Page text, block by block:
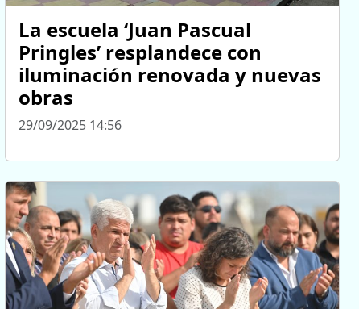
La escuela ‘Juan Pascual
Pringles’ resplandece con
iluminación renovada y nuevas
obras
29/09/2025 14:56